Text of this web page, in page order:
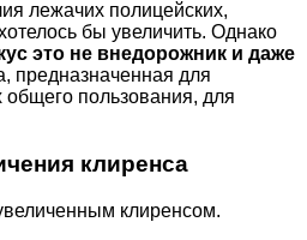
лежачих полицейских,
бы увеличить. Однако
это не внедорожник и даже
предназначенная для
общего пользования, для
клиренса
клиренсом.